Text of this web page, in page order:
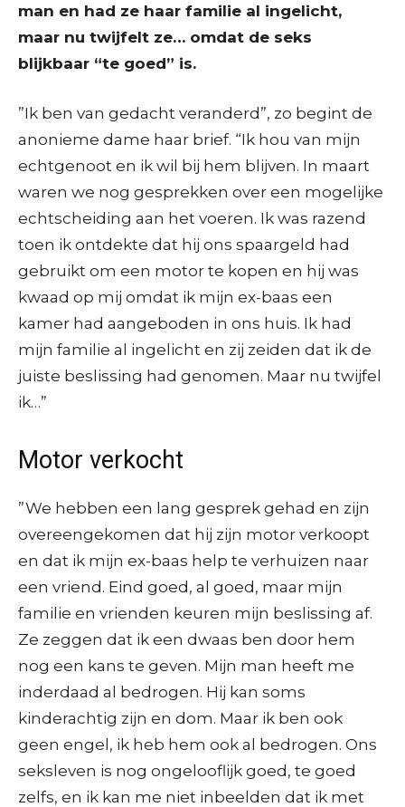
man en had ze haar familie al ingelicht,
maar nu twijfelt ze… omdat de seks
blijkbaar “te goed” is.
”Ik ben van gedacht veranderd”, zo begint de
anonieme dame haar brief. “Ik hou van mijn
echtgenoot en ik wil bij hem blijven. In maart
waren we nog gesprekken over een mogelijke
echtscheiding aan het voeren. Ik was razend
toen ik ontdekte dat hij ons spaargeld had
gebruikt om een motor te kopen en hij was
kwaad op mij omdat ik mijn ex-baas een
kamer had aangeboden in ons huis. Ik had
mijn familie al ingelicht en zij zeiden dat ik de
juiste beslissing had genomen. Maar nu twijfel
ik…”
Motor verkocht
”We hebben een lang gesprek gehad en zijn
overeengekomen dat hij zijn motor verkoopt
en dat ik mijn ex-baas help te verhuizen naar
een vriend. Eind goed, al goed, maar mijn
familie en vrienden keuren mijn beslissing af.
Ze zeggen dat ik een dwaas ben door hem
nog een kans te geven. Mijn man heeft me
inderdaad al bedrogen. Hij kan soms
kinderachtig zijn en dom. Maar ik ben ook
geen engel, ik heb hem ook al bedrogen. Ons
seksleven is nog ongelooflijk goed, te goed
zelfs, en ik kan me niet inbeelden dat ik met